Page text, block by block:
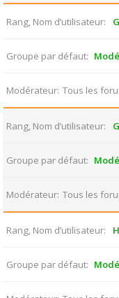
Rang, Nom d’utilisateur
Groupe par défaut
Modérateur Tous les
Rang, Nom d’utilisateur
Groupe par défaut
Modérateur Tous les
Rang, Nom d’utilisateur
Groupe par défaut